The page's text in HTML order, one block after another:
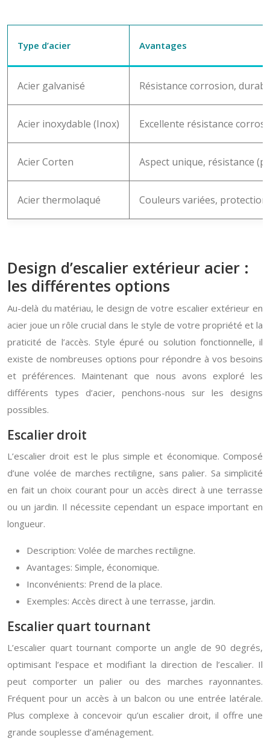
Type d’acier Avantages
Acier galvanisé Résistance corrosion,
Acier inoxydable (Inox) Excellente résistance
Acier Corten Aspect unique, résistance
Acier thermolaqué Couleurs variées, protection
Design d’escalier extérieur acier :
les différentes options
Au-delà du matériau, le design de votre escalier extérieur en
acier joue un rôle crucial dans le style de votre propriété et la
praticité de l’accès. Style épuré ou solution fonctionnelle, il
existe de nombreuses options pour répondre à vos besoins
et préférences. Maintenant que nous avons exploré les
différents types d’acier, penchons-nous sur les designs
possibles.
Escalier droit
L’escalier droit est le plus simple et économique. Composé
d’une volée de marches rectiligne, sans palier. Sa simplicité
en fait un choix courant pour un accès direct à une terrasse
ou un jardin. Il nécessite cependant un espace important en
longueur.
Description: Volée de marches rectiligne.
Avantages: Simple, économique.
Inconvénients: Prend de la place.
Exemples: Accès direct à une terrasse, jardin.
Escalier quart tournant
L’escalier quart tournant comporte un angle de 90 degrés,
optimisant l’espace et modifiant la direction de l’escalier. Il
peut comporter un palier ou des marches rayonnantes.
Fréquent pour un accès à un balcon ou une entrée latérale.
Plus complexe à concevoir qu’un escalier droit, il offre une
grande souplesse d’aménagement.